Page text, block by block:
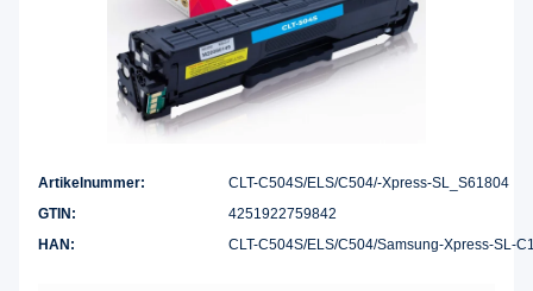
Artikelnummer:
CLT-C504S/ELS/C504/-Xpress-SL_S61804
GTIN:
4251922759842
HAN:
CLT-C504S/ELS/C504/Samsung-Xpress-SL-